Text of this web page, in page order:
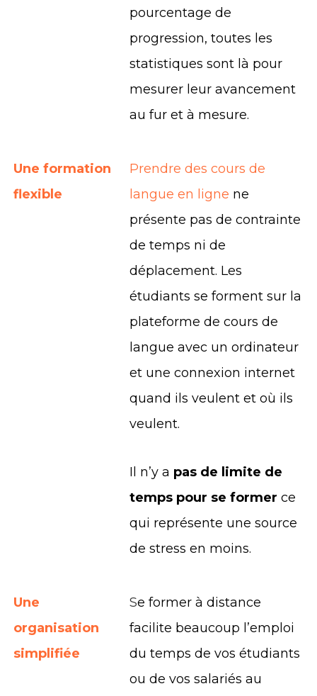
pourcentage de
progression, toutes les
statistiques sont là pour
mesurer leur avancement
au fur et à mesure.
Une formation
flexible
Prendre des cours de
langue en ligne ne
présente pas de contrainte
de temps ni de
déplacement. Les
étudiants se forment sur la
plateforme de cours de
langue avec un ordinateur
et une connexion internet
quand ils veulent et où ils
veulent.
Il n’y a pas de limite de
temps pour se former ce
qui représente une source
de stress en moins.
Une
organisation
simplifiée
Se former à distance
facilite beaucoup l’emploi
du temps de vos étudiants
ou de vos salariés au